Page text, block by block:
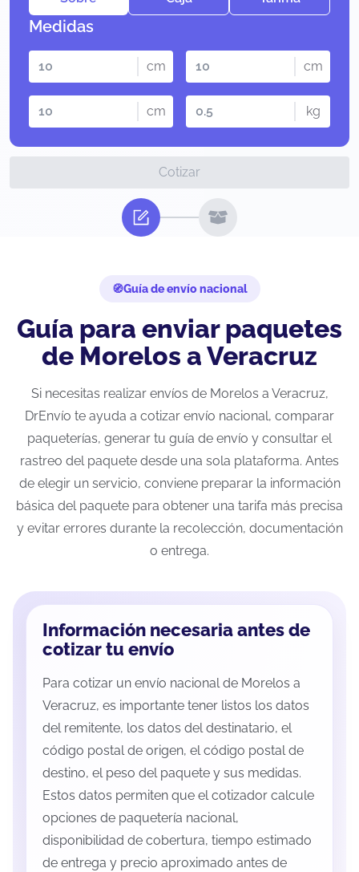
Medidas
cm cm
cm kg
Cotizar
Guía de envío nacional
Guía para enviar paquetes
de Morelos a Veracruz
Si necesitas realizar envíos de Morelos a Veracruz,
DrEnvío te ayuda a cotizar envío nacional, comparar
paqueterías, generar tu guía de envío y consultar el
rastreo del paquete desde una sola plataforma. Antes
de elegir un servicio, conviene preparar la información
básica del paquete para obtener una tarifa más precisa
y evitar errores durante la recolección, documentación
o entrega.
Información necesaria antes de
cotizar tu envío
Para cotizar un envío nacional de Morelos a
Veracruz, es importante tener listos los datos
del remitente, los datos del destinatario, el
código postal de origen, el código postal de
destino, el peso del paquete y sus medidas.
Estos datos permiten que el cotizador calcule
opciones de paquetería nacional,
disponibilidad de cobertura, tiempo estimado
de entrega y precio aproximado antes de